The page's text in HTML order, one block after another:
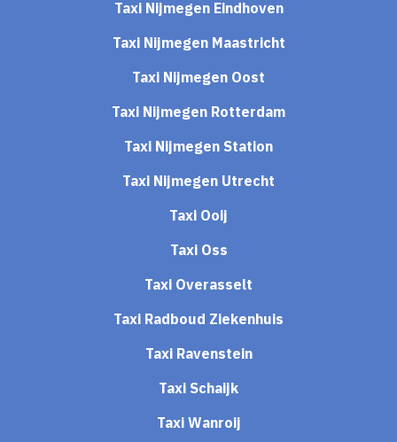
Taxi Nijmegen Eindhoven
Taxi Nijmegen Maastricht
Taxi Nijmegen Oost
Taxi Nijmegen Rotterdam
Taxi Nijmegen Station
Taxi Nijmegen Utrecht
Taxi Ooij
Taxi Oss
Taxi Overasselt
Taxi Radboud Ziekenhuis
Taxi Ravenstein
Taxi Schaijk
Taxi Wanroij